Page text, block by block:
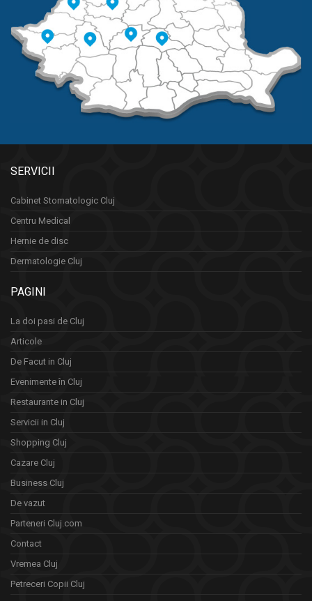
SERVICII
Cabinet Stomatologic Cluj
Centru Medical
Hernie de disc
Dermatologie Cluj
PAGINI
La doi pasi de Cluj
Articole
De Facut in Cluj
Evenimente în Cluj
Restaurante in Cluj
Servicii in Cluj
Shopping Cluj
Cazare Cluj
Business Cluj
De vazut
Parteneri Cluj.com
Contact
Vremea Cluj
Petreceri Copii Cluj